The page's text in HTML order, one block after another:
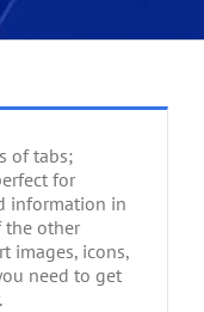
of tabs;
for
information in
the other
images, icons,
need to get